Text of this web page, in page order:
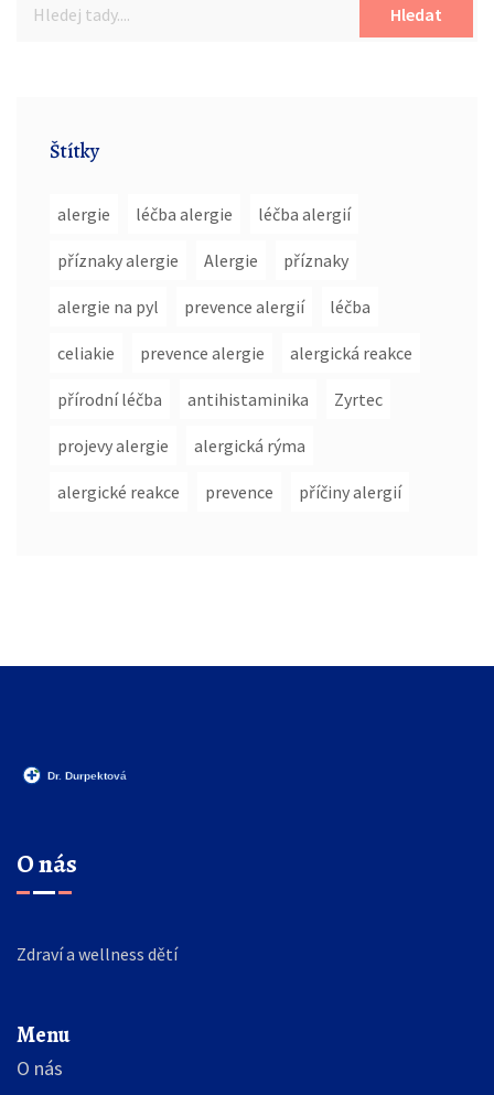
Hledat
Štítky
alergie léčba alergie léčba alergií
příznaky alergie Alergie příznaky
alergie na pyl prevence alergií léčba
celiakie prevence alergie alergická reakce
přírodní léčba antihistaminika Zyrtec
projevy alergie alergická rýma
alergické reakce prevence příčiny alergií
O nás
Zdraví a wellness dětí
Menu
O nás